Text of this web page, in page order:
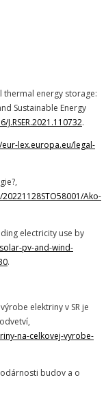
thermal energy storage:
Sustainable Energy
.
lex.europa.eu/legal-
Ako-
electricity use by
pv-and-wind-
.
elektriny v SR je
na-celkovej-vyrobe-
budov a o